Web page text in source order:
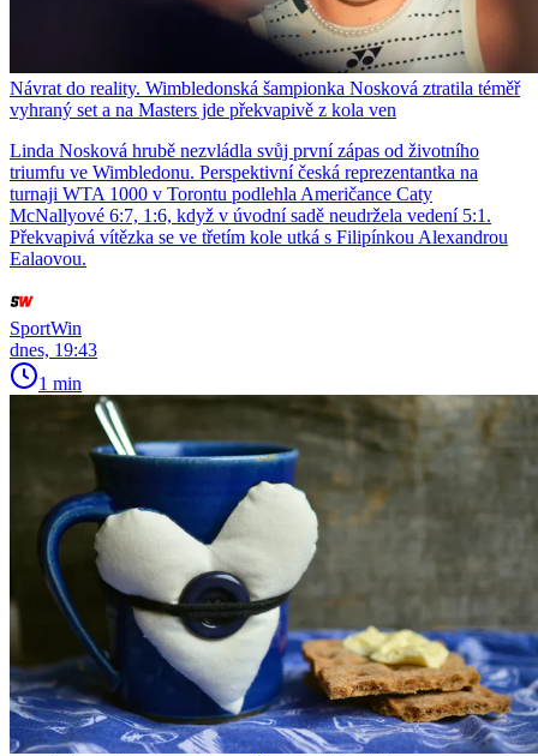
Návrat do reality. Wimbledonská šampionka Nosková ztratila téměř
vyhraný set a na Masters jde překvapivě z kola ven
Linda Nosková hrubě nezvládla svůj první zápas od životního
triumfu ve Wimbledonu. Perspektivní česká reprezentantka na
turnaji WTA 1000 v Torontu podlehla Američance Caty
McNallyové 6:7, 1:6, když v úvodní sadě neudržela vedení 5:1.
Překvapivá vítězka se ve třetím kole utká s Filipínkou Alexandrou
Ealaovou.
SportWin
dnes, 19:43
1 min